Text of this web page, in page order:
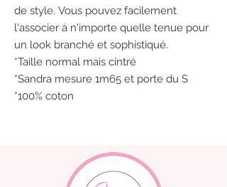
de style. Vous pouvez facilement
l'associer à n'importe quelle tenue pour
un look branché et sophistiqué.
*Taille normal mais cintré
*Sandra mesure 1m65 et porte du S
*100% coton